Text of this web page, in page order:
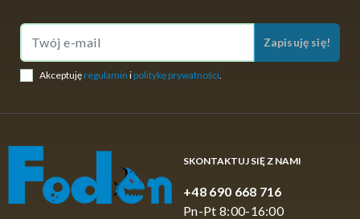
Zapisuję się!
Akceptuję regulamin i politykę prywatności
SKONTAKTUJ SIĘ Z NAMI
+48 690 668 716
Pn-Pt 8:00-16:00